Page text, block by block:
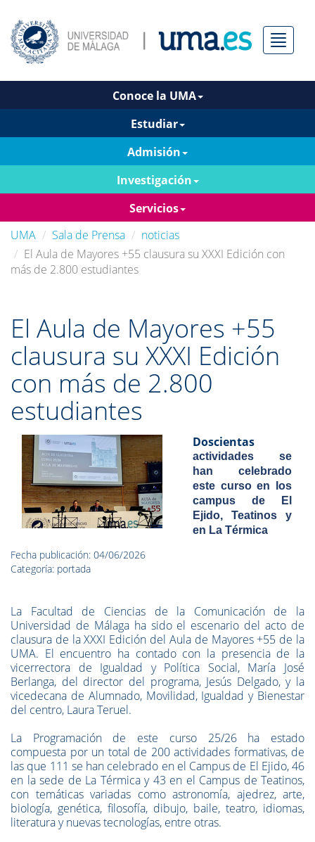
Menú
Conoce la UMA
Estudiar
Admisión
Investigación
Servicios
UMA
Sala de Prensa
noticias
El Aula de Mayores +55 clausura su XXXI Edición con
más de 2.800 estudiantes
El Aula de Mayores +55
clausura su XXXI Edición
con más de 2.800
estudiantes
Doscientas
actividades se
han celebrado
este curso en los
campus de El
Ejido, Teatinos y
en La Térmica
Fecha publicación: 04/06/2026
Categoría: portada
La Facultad de Ciencias de la Comunicación de la
Universidad de Málaga ha sido el escenario del acto de
clausura de la XXXI Edición del Aula de Mayores +55 de la
UMA. El encuentro ha contado con la presencia de la
vicerrectora de Igualdad y Política Social, María José
Berlanga, del director del programa, Jesús Delgado, y la
vicedecana de Alumnado, Movilidad, Igualdad y Bienestar
del centro, Laura Teruel.
La Programación de este curso 25/26 ha estado
compuesta por un total de 200 actividades formativas, de
las que 111 se han celebrado en el Campus de El Ejido, 46
en la sede de La Térmica y 43 en el Campus de Teatinos,
con temáticas variadas como astronomía, ajedrez, arte,
biología, genética, filosofía, dibujo, baile, teatro, idiomas,
literatura y nuevas tecnologías, entre otras.